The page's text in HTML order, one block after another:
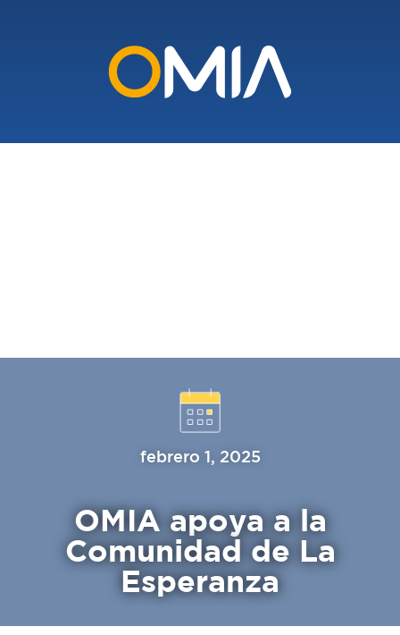
febrero 1, 2025
OMIA apoya a la
Comunidad de La
Esperanza